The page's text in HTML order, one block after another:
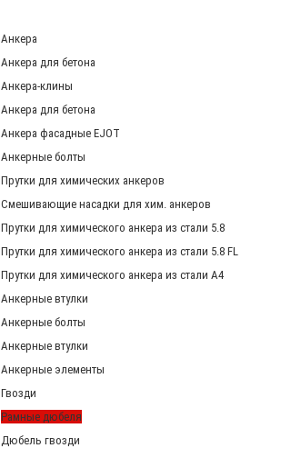
Анкера
Анкера для бетона
Анкера-клины
Анкера для бетона
Анкера фасадные EJOT
Анкерные болты
Прутки для химических анкеров
Смешивающие насадки для хим. анкеров
Прутки для химического анкера из стали 5.8
Прутки для химического анкера из стали 5.8 FL
Прутки для химического анкера из стали А4
Анкерные втулки
Анкерные болты
Анкерные втулки
Анкерные элементы
Гвозди
Рамные дюбеля
Дюбель гвозди